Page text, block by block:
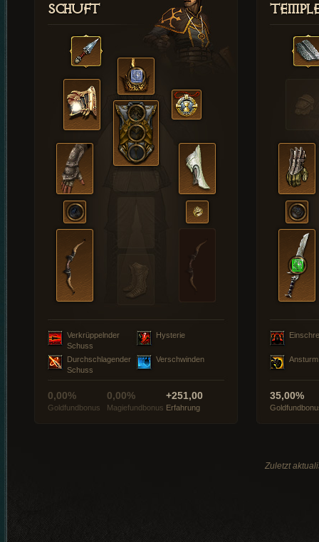
Schuft
Verkrüppelnder
Schuss
Hysterie
Durchschlagender
Schuss
Verschwinden
0,00%
Goldfundbonus
0,00%
Magiefundbonus
+251,00
Erfahrung
Ansturm
35,00%
Zuletzt